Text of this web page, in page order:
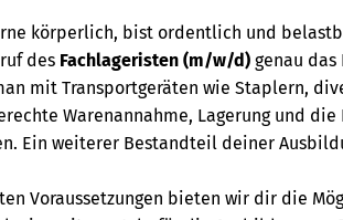
körperlich, bist ordentlich und
des Fachlageristen (m/w/d) genau
mit Transportgeräten wie Staplern,
Warenannahme, Lagerung und
Ein weiterer Bestandteil deiner
Voraussetzungen bieten wir dir die